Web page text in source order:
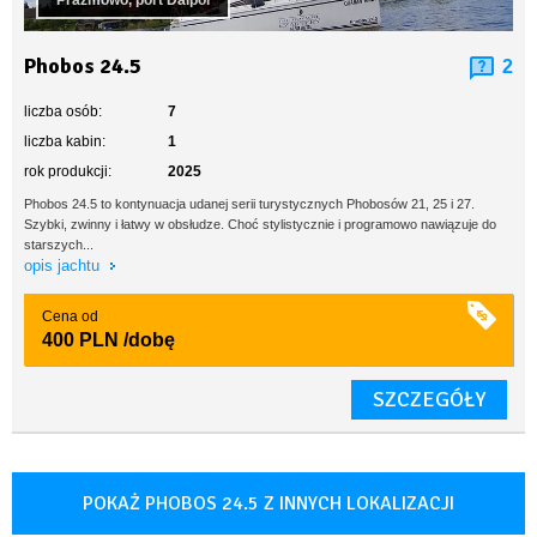
Phobos 24.5 2
liczba osób:
7
liczba kabin:
1
rok produkcji:
2025
Phobos 24.5 to kontynuacja udanej serii turystycznych Phobosów 21, 25 i 27.
Szybki, zwinny i łatwy w obsłudze. Choć stylistycznie i programowo nawiązuje do
starszych...
opis jachtu
Cena od
400 PLN /dobę
SZCZEGÓŁY
POKAŻ PHOBOS 24.5 Z INNYCH LOKALIZACJI